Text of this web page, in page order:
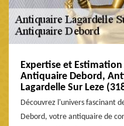
Expertise et
Antiquaire Debord,
Lagardelle Sur Leze
Découvrez l'univers fascinant
Debord, votre antiquaire de